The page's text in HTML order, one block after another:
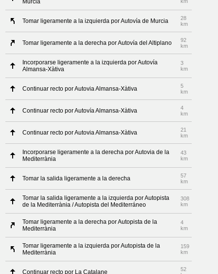
Murcia
Tomar ligeramente a la izquierda por Autovía de Murcia
28
km
Tomar ligeramente a la derecha por Autovía del Altiplano
92
km
Incorporarse ligeramente a la izquierda por Autovía
Almansa-Xàtiva
3
km
Continuar recto por Autovia Almansa-Xàtiva
5
km
Continuar recto por Autovía Almansa-Xàtiva
4
km
Continuar recto por Autovia Almansa-Xàtiva
21
km
Incorporarse ligeramente a la derecha por Autovia de la
Mediterrània
43
km
Tomar la salida ligeramente a la derecha
57
km
Tomar la salida ligeramente a la izquierda por Autopista
de la Mediterrània / Autopista del Mediterráneo
308
km
Tomar ligeramente a la derecha por Autopista de la
Mediterrània
4
km
Tomar ligeramente a la izquierda por Autopista de la
Mediterrània
159
km
Continuar recto por La Catalane
52